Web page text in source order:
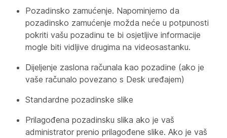
Pozadinsko zamućenje. Napominjemo da
pozadinsko zamućenje možda neće u potpunosti
pokriti vašu pozadinu te bi osjetljive informacije
mogle biti vidljive drugima na videosastanku.
Dijeljenje zaslona računala kao pozadine (ako je
vaše računalo povezano s Desk uređajem)
Standardne pozadinske slike
Prilagođena pozadinsku slika ako je vaš
administrator prenio prilagođene slike. Ako je vaš